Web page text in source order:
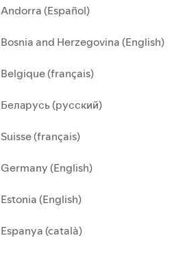
Andorra (Español)
Bosnia and Herzegovina (English)
Belgique (français)
Беларусь (русский)
Suisse (français)
Germany (English)
Estonia (English)
Espanya (català)